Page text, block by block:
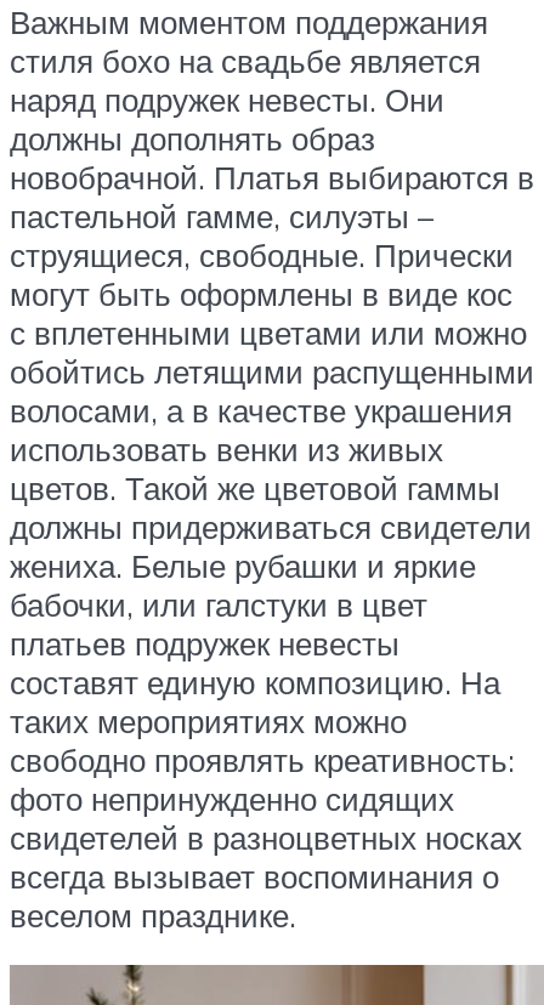
Важным моментом поддержания
стиля бохо на свадьбе является
наряд подружек невесты. Они
должны дополнять образ
новобрачной. Платья выбираются в
пастельной гамме, силуэты –
струящиеся, свободные. Прически
могут быть оформлены в виде кос
с вплетенными цветами или можно
обойтись летящими распущенными
волосами, а в качестве украшения
использовать венки из живых
цветов. Такой же цветовой гаммы
должны придерживаться свидетели
жениха. Белые рубашки и яркие
бабочки, или галстуки в цвет
платьев подружек невесты
составят единую композицию. На
таких мероприятиях можно
свободно проявлять креативность:
фото непринужденно сидящих
свидетелей в разноцветных носках
всегда вызывает воспоминания о
веселом празднике.